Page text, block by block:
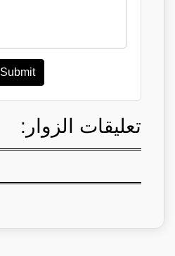
Submit
تعليقات الزوار: